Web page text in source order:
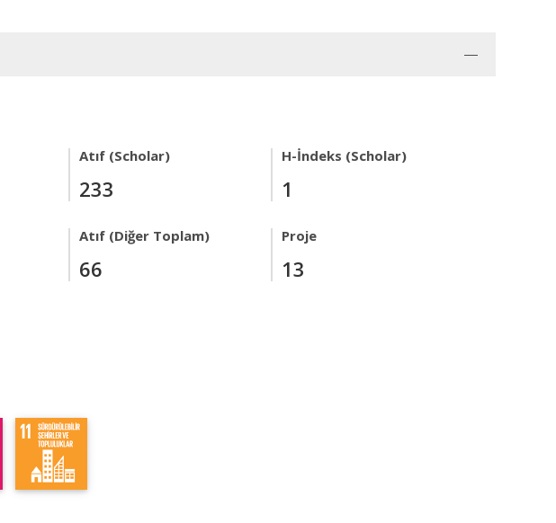
Atıf (Scholar)
233
H-İndeks (Scholar)
1
Atıf (Diğer Toplam)
66
Proje
13